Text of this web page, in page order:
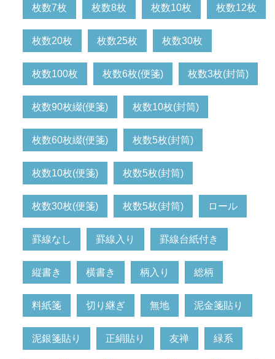
枚数7枚 枚数8枚 枚数10枚 枚数12枚
枚数20枚 枚数25枚 枚数30枚
枚数100枚 枚数6枚(便箋) 枚数3枚(封筒)
枚数90枚綴(便箋) 枚数10枚(封筒)
枚数60枚綴(便箋) 枚数5枚(封筒)
枚数10枚(便箋) 枚数5枚(封筒)
枚数30枚(便箋) 枚数5枚(封筒) ロール
罫線なし 罫線入り 罫線台紙付き
縦書き 横書き 柄入り 総柄
料紙箋 切り継ぎ 無地 泥金箋貼り
泥銀箋貼り 正絹貼り 友禅 緑系